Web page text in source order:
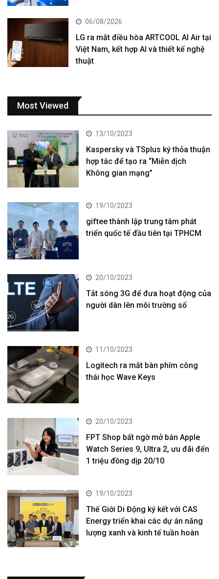
06/08/2026
LG ra mắt điều hòa ARTCOOL AI Air tại
Việt Nam, kết hợp AI và thiết kế nghệ
thuật
Most Viewed
13/10/2023
Kaspersky và TSplus ký thỏa thuận
hợp tác để tạo ra “Miễn dịch
Không gian mạng”
19/10/2023
giftee thành lập trung tâm phát
triển quốc tế đầu tiên tại TPHCM
20/10/2023
Tắt sóng 3G để đưa hoạt động của
người dân lên môi trường số
11/10/2023
Logitech ra mắt bàn phím công
thái học Wave Keys
20/10/2023
FPT Shop bất ngờ mở bán Apple
Watch Series 9, Ultra 2, ưu đãi đến
1 triệu đồng dịp 20/10
19/10/2023
Thế Giới Di Động ký kết với CAS
Energy triển khai các dự án năng
lượng xanh và kinh tế tuần hoàn